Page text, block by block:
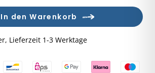
In den Warenkorb
Lieferzeit 1-3 Werktage